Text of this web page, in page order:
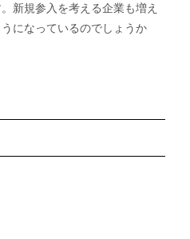
新規参入を考える企業も増え
になっているのでしょうか